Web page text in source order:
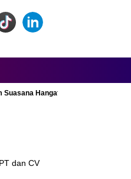
Hangat dan Nyaman
dan CV